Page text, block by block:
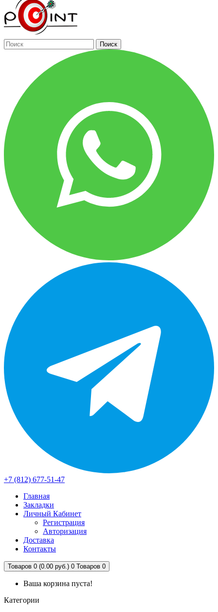
Поиск
+7 (812) 677-51-47
Главная
Закладки
Личный Кабинет
Регистрация
Авторизация
Доставка
Контакты
Товаров 0 (0.00 руб.) 0 Товаров 0
Ваша корзина пуста!
Категории